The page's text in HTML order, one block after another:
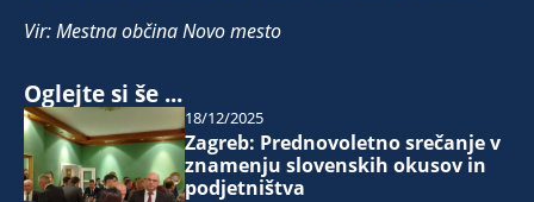
Vir: Mestna občina Novo mesto
Oglejte si še ...
Zagreb: Prednovoletno srečanje v
znamenju slovenskih okusov in
podjetništva
18/12/2025